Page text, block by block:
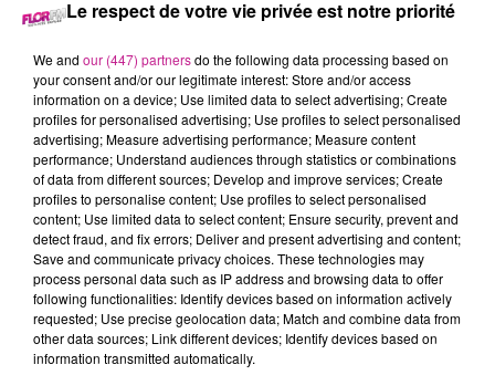
Tous les dimanches de 12h00 à 14h00.
Le week-end, c'est Romano qui vous accompagne en début
d'après midi.
Le respect de votre vie privée est notre priorité
We and our (447) partnersdo the following data processing based on
your consent and/or our legitimate interest: Store and/or access
information on a device; Use limited data to select advertising; Create
profiles for personalised advertising; Use profiles to select personalised
advertising; Measure advertising performance; Measure content
performance; Understand audiences through statistics or combinations
of data from different sources; Develop and improve services; Create
profiles to personalise content; Use profiles to select personalised
content; Use limited data to select content; Ensure security, prevent and
detect fraud, and fix errors; Deliver and present advertising and content;
Save and communicate privacy choices. These technologies may
process personal data such as IP address and browsing data to offer
following functionalities: Identify devices based on information actively
requested; Use precise geolocation data; Match and combine data from
other data sources; Link different devices; Identify devices based on
information transmitted automatically.